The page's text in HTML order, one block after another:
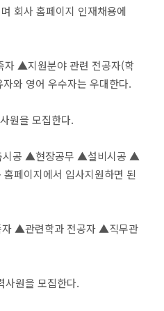
회사 홈페이지 인재채용에
▲지원분야 관련 전공자(학
와 영어 우수자는 우대한다.
원을 모집한다.
공 ▲현장공무 ▲설비시공 ▲
페이지에서 입사지원하면 된
▲관련학과 전공자 ▲직무관
사원을 모집한다.